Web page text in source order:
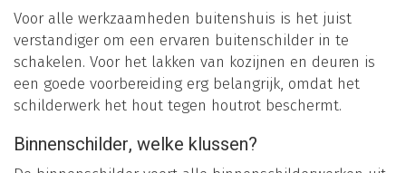
Voor alle werkzaamheden buitenshuis is het juist
verstandiger om een ervaren buitenschilder in te
schakelen. Voor het lakken van kozijnen en deuren is
een goede voorbereiding erg belangrijk, omdat het
schilderwerk het hout tegen houtrot beschermt.
Binnenschilder, welke klussen?